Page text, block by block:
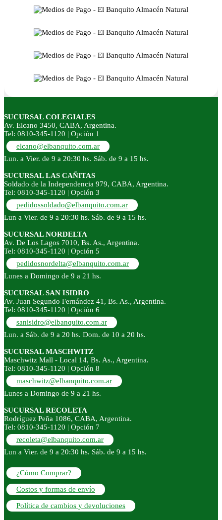
SUCURSAL COLEGIALES
Av. Elcano 3450, CABA, Argentina.
Tel: 0810-345-1120 | Opción 1
elcano@elbanquito.com.ar
Lun. a Vier. de 9 a 20:30 hs. Sáb. de 9 a 15 hs.
SUCURSAL LAS CAÑITAS
Soldado de la Independencia 979, CABA, Argentina.
Tel: 0810-345-1120 | Opción 3
pedidossoldado@elbanquito.com.ar
Lun a Vier. de 9 a 20:30 hs. Sáb. de 9 a 15 hs.
SUCURSAL NORDELTA
Av. De Los Lagos 7010, Bs. As., Argentina.
Tel: 0810-345-1120 | Opción 5
pedidosnordelta@elbanquito.com.ar
Lunes a Domingo de 9 a 21 hs.
SUCURSAL SAN ISIDRO
Av. Juan Segundo Fernández 41, Bs. As., Argentina.
Tel: 0810-345-1120 | Opción 6
sanisidro@elbanquito.com.ar
Lun. a Sáb. de 9 a 20 hs. Dom. de 10 a 20 hs.
SUCURSAL MASCHWITZ
Maschwitz Mall - Local 14, Bs. As., Argentina.
Tel: 0810-345-1120 | Opción 8
maschwitz@elbanquito.com.ar
Lunes a Domingo de 9 a 21 hs.
SUCURSAL RECOLETA
Rodríguez Peña 1086, CABA, Argentina.
Tel: 0810-345-1120 | Opción 7
recoleta@elbanquito.com.ar
Lun a Vier. de 9 a 20:30 hs. Sáb. de 9 a 15 hs.
¿Cómo Comprar?
Costos y formas de envío
Política de cambios y devoluciones